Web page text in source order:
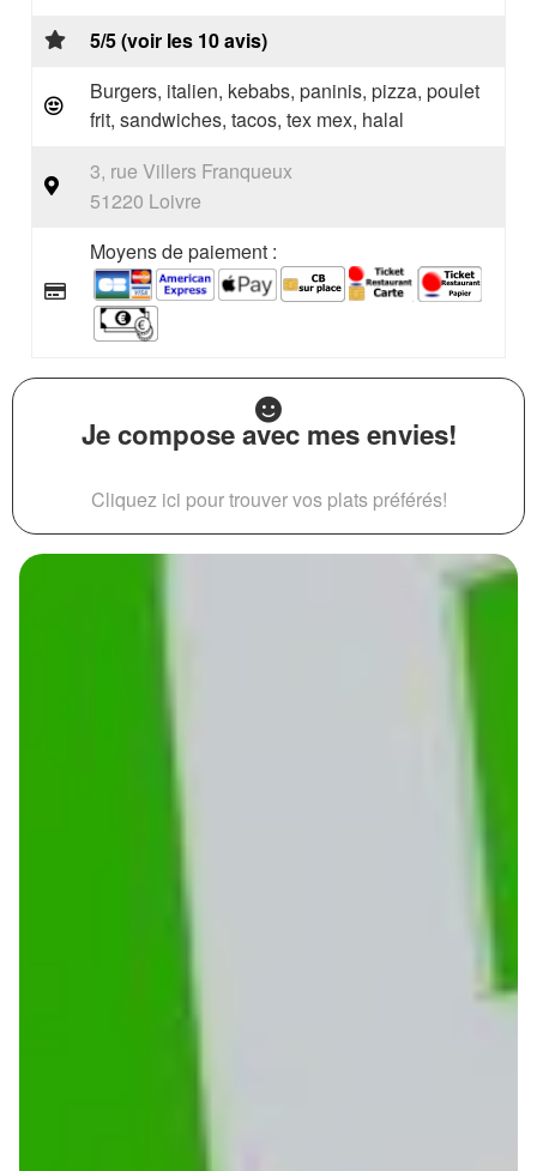
5/5 (voir les 10 avis)
Burgers, italien, kebabs, paninis, pizza, poulet
frit, sandwiches, tacos, tex mex, halal
3, rue Villers Franqueux
51220 Loivre
Moyens de paiement :
Je compose avec mes envies!
Cliquez ici pour trouver vos plats préférés!